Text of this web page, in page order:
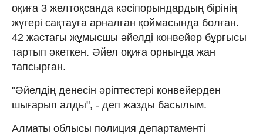
оқиға 3 желтоқсанда кәсіпорындардың бірінің
жүгері сақтауға арналған қоймасында болған.
42 жастағы жұмысшы әйелді конвейер бұрғысы
тартып әкеткен. Әйел оқиға орнында жан
тапсырған.
"Әйелдің денесін әріптестері конвейерден
шығарып алды", - деп жазды басылым.
Алматы облысы полиция департаменті